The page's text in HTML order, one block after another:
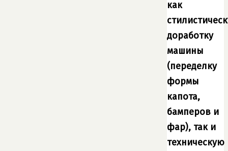
как
доработку
машины
(переделку
формы
капота,
бамперов и
фар), так и
техническую